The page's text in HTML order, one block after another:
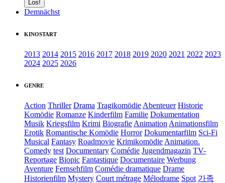
Demnächst
KINOSTART
2013 2014 2015 2016 2017 2018 2019 2020 2021 2022 2023
2024 2025 2026
GENRE
Action Thriller Drama Tragikomödie Abenteuer Historie
Komödie Romanze Kinderfilm Familie Dokumentation
Musik Kriegsfilm Krimi Biografie Animation Animationsfilm
Erotik Romantische Komödie Horror Dokumentarfilm Sci-Fi
Musical Fantasy Roadmovie Krimikomödie Animation.
Comedy test Documentary Comédie Jugendmagazin TV-
Reportage Biopic Fantastique Documentaire Werbung
Aventure Fernsehfilm Comédie dramatique Drame
Historienfilm Mystery Court métrage Mélodrame Spot 가족